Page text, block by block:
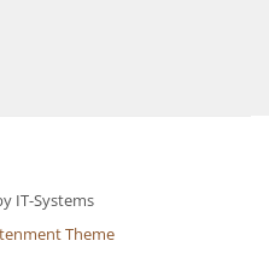
IT-Systems
Theme